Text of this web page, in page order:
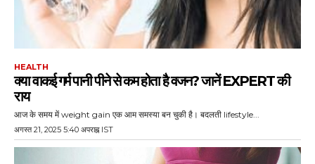
HEALTH
क्या वाकई गर्म पानी पीने से कम होता है वजन? जानें EXPERT की
राय
आज के समय में weight gain एक आम समस्या बन चुकी है। बदलती lifestyle...
अगस्त 21, 2025 5:40 अपराह्न IST